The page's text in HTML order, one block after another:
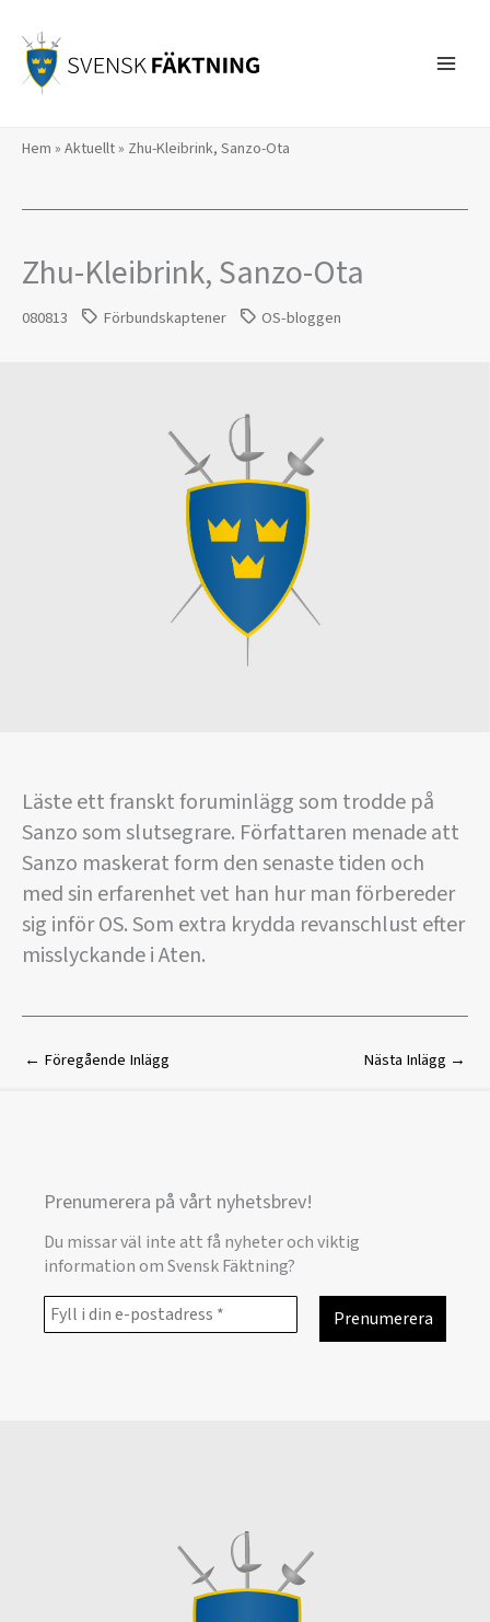
innehåll
Hem » Aktuellt» Zhu-Kleibrink, Sanzo-Ota
Zhu-Kleibrink, Sanzo-Ota
080813 Förbundskaptener OS-bloggen
Läste ett franskt foruminlägg som trodde på
Sanzo som slutsegrare. Författaren menade att
Sanzo maskerat form den senaste tiden och
med sin erfarenhet vet han hur man förbereder
sig inför OS. Som extra krydda revanschlust efter
misslyckande i Aten.
← Föregående Inlägg Nästa Inlägg →
Prenumerera på vårt nyhetsbrev!
Du missar väl inte att få nyheter och viktig
information om Svensk Fäktning?